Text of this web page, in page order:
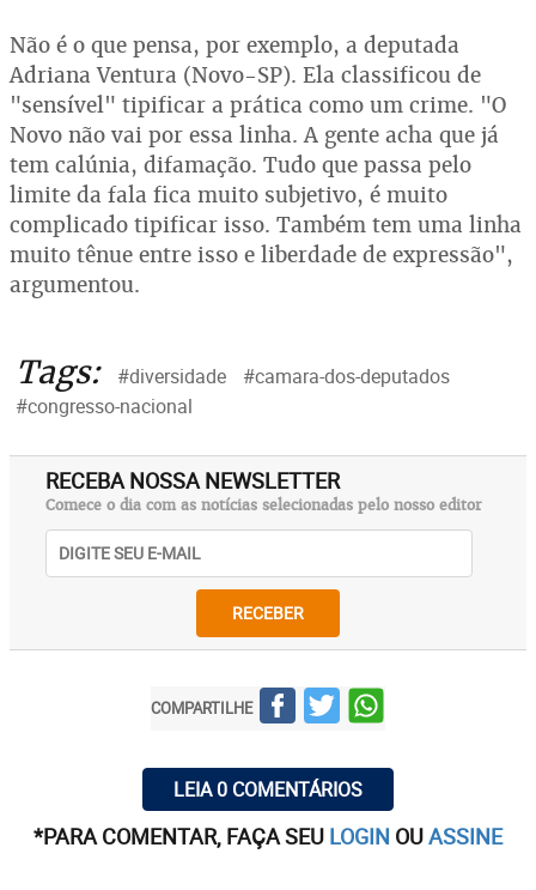
Não é o que pensa, por exemplo, a deputada
Adriana Ventura (Novo-SP). Ela classificou de
"sensível" tipificar a prática como um crime. "O
Novo não vai por essa linha. A gente acha que já
tem calúnia, difamação. Tudo que passa pelo
limite da fala fica muito subjetivo, é muito
complicado tipificar isso. Também tem uma linha
muito tênue entre isso e liberdade de expressão",
argumentou.
Tags: #diversidade
#camara-dos-deputados
#congresso-nacional
RECEBA NOSSA NEWSLETTER
Comece o dia com as notícias selecionadas pelo nosso editor
RECEBER
COMPARTILHE
LEIA 0 COMENTÁRIOS
*PARA COMENTAR, FAÇA SEU LOGIN OUASSINE